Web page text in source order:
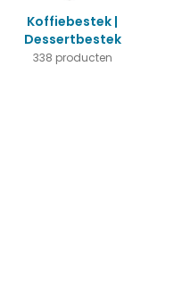
Koffiebestek |
Dessertbestek
338 producten